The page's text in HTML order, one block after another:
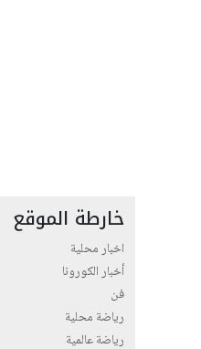
خارطة الموقع
اخبار محلية
أخبار الكورونا
فن
رياضة محلية
رياضة عالمية